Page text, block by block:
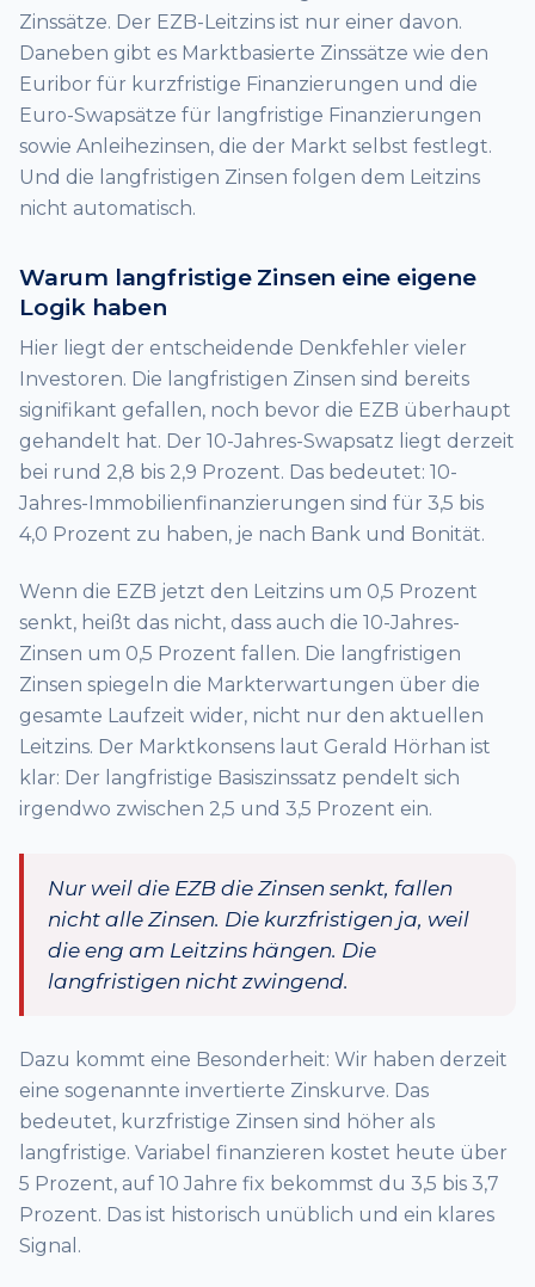
Zinssätze. Der EZB-Leitzins ist nur einer davon.
Daneben gibt es Marktbasierte Zinssätze wie den
Euribor für kurzfristige Finanzierungen und die
Euro-Swapsätze für langfristige Finanzierungen
sowie Anleihezinsen, die der Markt selbst festlegt.
Und die langfristigen Zinsen folgen dem Leitzins
nicht automatisch.
Warum langfristige Zinsen eine eigene
Logik haben
Hier liegt der entscheidende Denkfehler vieler
Investoren. Die langfristigen Zinsen sind bereits
signifikant gefallen, noch bevor die EZB überhaupt
gehandelt hat. Der 10-Jahres-Swapsatz liegt derzeit
bei rund 2,8 bis 2,9 Prozent. Das bedeutet: 10-
Jahres-Immobilienfinanzierungen sind für 3,5 bis
4,0 Prozent zu haben, je nach Bank und Bonität.
Wenn die EZB jetzt den Leitzins um 0,5 Prozent
senkt, heißt das nicht, dass auch die 10-Jahres-
Zinsen um 0,5 Prozent fallen. Die langfristigen
Zinsen spiegeln die Markterwartungen über die
gesamte Laufzeit wider, nicht nur den aktuellen
Leitzins. Der Marktkonsens laut Gerald Hörhan ist
klar: Der langfristige Basiszinssatz pendelt sich
irgendwo zwischen 2,5 und 3,5 Prozent ein.
Nur weil die EZB die Zinsen senkt, fallen
nicht alle Zinsen. Die kurzfristigen ja, weil
die eng am Leitzins hängen. Die
langfristigen nicht zwingend.
Dazu kommt eine Besonderheit: Wir haben derzeit
eine sogenannte invertierte Zinskurve. Das
bedeutet, kurzfristige Zinsen sind höher als
langfristige. Variabel finanzieren kostet heute über
5 Prozent, auf 10 Jahre fix bekommst du 3,5 bis 3,7
Prozent. Das ist historisch unüblich und ein klares
Signal.